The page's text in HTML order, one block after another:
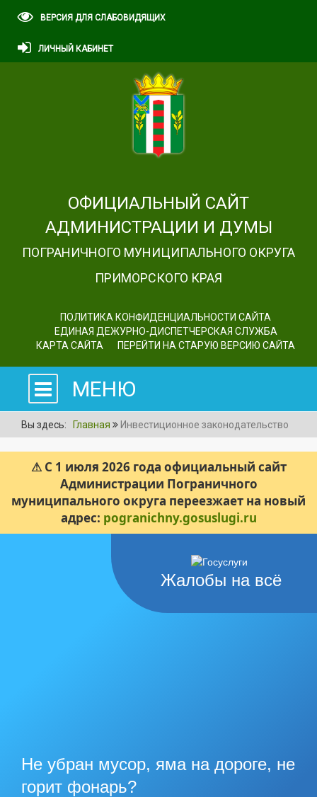
ВЕРСИЯ ДЛЯ СЛАБОВИДЯЩИХ
ЛИЧНЫЙ КАБИНЕТ
ОФИЦИАЛЬНЫЙ САЙТ
АДМИНИСТРАЦИИ И ДУМЫ
ПОГРАНИЧНОГО МУНИЦИПАЛЬНОГО ОКРУГА
ПРИМОРСКОГО КРАЯ
ПОЛИТИКА КОНФИДЕНЦИАЛЬНОСТИ САЙТА
ЕДИНАЯ ДЕЖУРНО-ДИСПЕТЧЕРСКАЯ СЛУЖБА
КАРТА САЙТА
ПЕРЕЙТИ НА СТАРУЮ ВЕРСИЮ САЙТА
МЕНЮ
Вы здесь: Главная Инвестиционное законодательство
⚠ С 1 июля 2026 года официальный сайт
Администрации Пограничного
муниципального округа переезжает на новый
адрес: pogranichny.gosuslugi.ru
Жалобы на всё
Не убран мусор, яма на дороге, не
горит фонарь?